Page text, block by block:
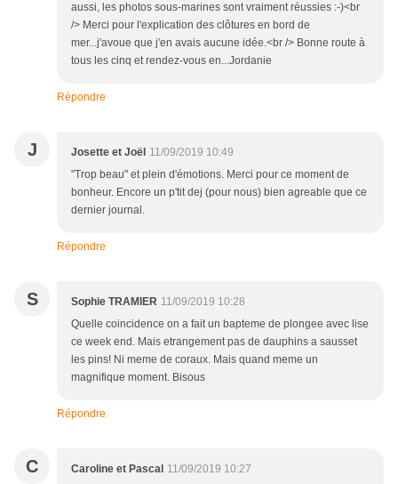
aussi, les photos sous-marines sont vraiment réussies :-)<br
/> Merci pour l'explication des clôtures en bord de
mer...j'avoue que j'en avais aucune idée.<br /> Bonne route à
tous les cinq et rendez-vous en...Jordanie
Répondre
J Josette et Joël 11/09/2019 10:49
"Trop beau" et plein d'émotions. Merci pour ce moment de
bonheur. Encore un p'tit dej (pour nous) bien agreable que ce
dernier journal.
Répondre
S Sophie TRAMIER 11/09/2019 10:28
Quelle coincidence on a fait un bapteme de plongee avec lise
ce week end. Mais etrangement pas de dauphins a sausset
les pins! Ni meme de coraux. Mais quand meme un
magnifique moment. Bisous
Répondre
C Caroline et Pascal 11/09/2019 10:27